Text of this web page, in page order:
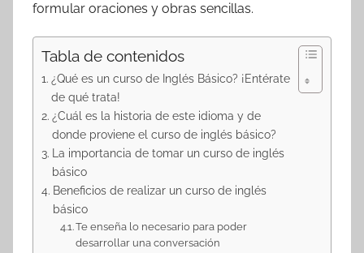
formular oraciones y obras sencillas.
Tabla de contenidos
¿Qué es un curso de Inglés Básico? ¡Entérate
de qué trata!
¿Cuál es la historia de este idioma y de
donde proviene el curso de inglés básico?
La importancia de tomar un curso de inglés
básico
Beneficios de realizar un curso de inglés
básico
Te enseña lo necesario para poder
desarrollar una conversación